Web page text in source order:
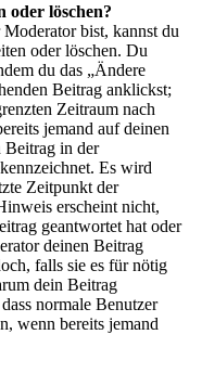
oder löschen?
bist, kannst du
oder löschen. Du
du das „Ändere
Beitrag anklickst;
Zeitraum nach
jemand auf deinen
Beitrag in der
Es wird
Zeitpunkt der
erscheint nicht,
geantwortet hat oder
deinen Beitrag
falls sie es für nötig
dein Beitrag
normale Benutzer
wenn bereits jemand